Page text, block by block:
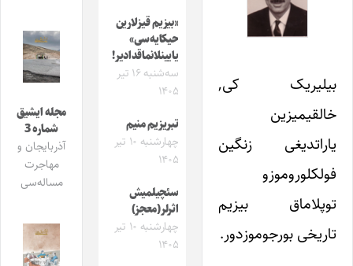
بیلیریک کی,
خالقیمیزین
یاراتدیغی زنگین
فولکلوروموزو
توپلاماق بیزیم
تاریخی بورجوموزدور.
«بیزیم قیزلارین
حیکایه‌سی»
یایینلانماقدادیر!
سه‌شنبه ۱۶ تیر
۱۴۰۵
تبریزیم منیم
چهارشنبه ۱۰ تیر
۱۴۰۵
سئچیلمیش
اثرلر(معجز)
چهارشنبه ۱۰ تیر
۱۴۰۵
مجله ایشیق
شماره 3
آذربایجان و
مهاجرت
مساله‌سی